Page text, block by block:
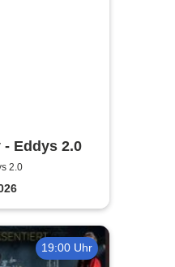
Eddys 2.0
2.0
19:00 Uhr